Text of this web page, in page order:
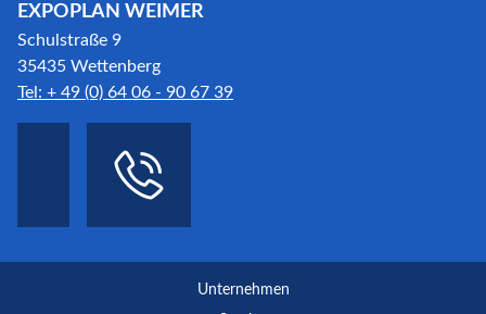
EXPOPLAN WEIMER
Schulstraße 9
35435 Wettenberg
Tel: + 49 (0) 64 06 - 90 67 39
Unternehmen